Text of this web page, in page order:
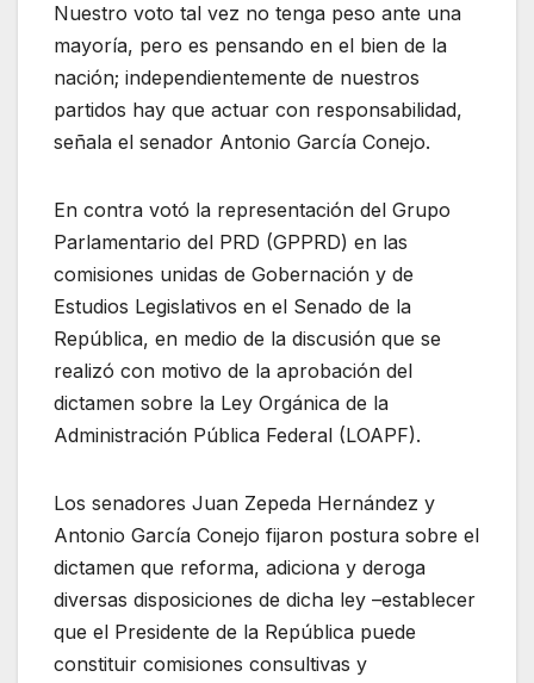
Nuestro voto tal vez no tenga peso ante una
mayoría, pero es pensando en el bien de la
nación; independientemente de nuestros
partidos hay que actuar con responsabilidad,
señala el senador Antonio García Conejo.
En contra votó la representación del Grupo
Parlamentario del PRD (GPPRD) en las
comisiones unidas de Gobernación y de
Estudios Legislativos en el Senado de la
República, en medio de la discusión que se
realizó con motivo de la aprobación del
dictamen sobre la Ley Orgánica de la
Administración Pública Federal (LOAPF).
Los senadores Juan Zepeda Hernández y
Antonio García Conejo fijaron postura sobre el
dictamen que reforma, adiciona y deroga
diversas disposiciones de dicha ley –establecer
que el Presidente de la República puede
constituir comisiones consultivas y